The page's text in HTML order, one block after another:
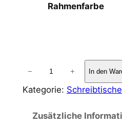
Rahmenfarbe
s
− + In den
Kategorie:
Zusätzliche